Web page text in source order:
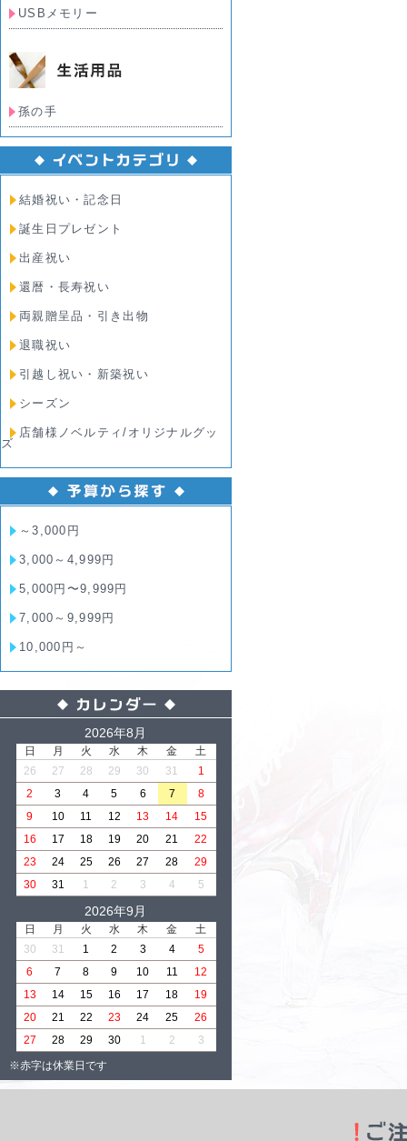
USBメモリー
孫の手
結婚祝い・記念日
誕生日プレゼント
出産祝い
還暦・長寿祝い
両親贈呈品・引き出物
退職祝い
引越し祝い・新築祝い
シーズン
店舗様ノベルティ/オリジナルグッ
ズ
～3,000円
3,000～4,999円
5,000円〜9,999円
7,000～9,999円
10,000円～
2026年8月
日 月 火 水 木 金
土
26
27 28 29 30 31 1
2 3 4 5 6 7 8
9 10 11 12 13 14 15
16 17 18 19 20 21 22
23 24 25 26 27 28 29
30 31 1 2 3 4 5
2026年9月
日 月 火 水 木 金
土
30
31 1 2 3 4 5
6 7 8 9 10 11 12
13 14 15 16 17 18 19
20 21 22 23 24 25 26
27 28 29 30 1 2 3
※赤字は休業日です